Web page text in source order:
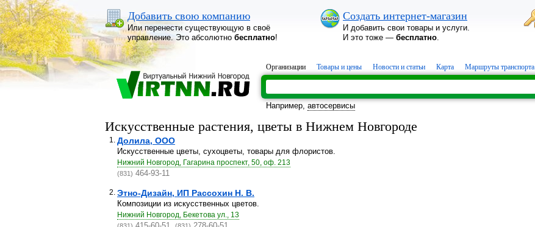
Добавить свою компанию
Или перенести существующую в своё
управление. Это абсолютно бесплатно!
Создать интернет-магазин
И добавить свои товары и услуги.
И это тоже — бесплатно.
Организации Товары и цены Новости и статьи Карта Маршруты транспорта
Например, автосервисы
Искусственные растения, цветы в Нижнем Новгороде
1. Долила, ООО
Искусственные цветы, сухоцветы, товары для флористов.
Нижний Новгород, Гагарина проспект, 50, оф. 213
(831) 464-93-11
2. Этно-Дизайн, ИП Рассохин Н. В.
Композиции из искусственных цветов.
Нижний Новгород, Бекетова ул., 13